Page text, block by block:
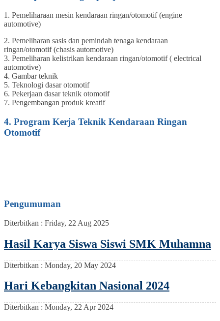
1. Pemeliharaan mesin kendaraan ringan/otomotif (engine
automotive)
2. Pemeliharan sasis dan pemindah tenaga kendaraan
ringan/otomotif (chasis automotive)
3. Pemeliharan kelistrikan kendaraan ringan/otomotif ( electrical
automotive)
4. Gambar teknik
5. Teknologi dasar otomotif
6. Pekerjaan dasar teknik otomotif
7. Pengembangan produk kreatif
4. Program Kerja Teknik Kendaraan Ringan
Otomotif
Pengumuman
Diterbitkan : Friday, 22 Aug 2025
Hasil Karya Siswa Siswi SMK Muhamna
Diterbitkan : Monday, 20 May 2024
Hari Kebangkitan Nasional 2024
Diterbitkan : Monday, 22 Apr 2024